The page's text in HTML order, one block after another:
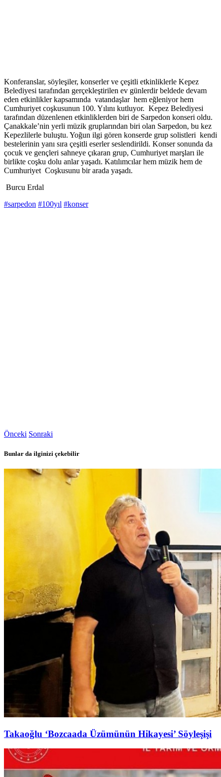
Konferanslar, söyleşiler, konserler ve çeşitli etkinliklerle Kepez
Belediyesi tarafından gerçekleştirilen ev günlerdir beldede devam
eden etkinlikler kapsamında vatandaşlar hem eğleniyor hem
Cumhuriyet coşkusunun 100. Yılını kutluyor. Kepez Belediyesi
tarafından düzenlenen etkinliklerden biri de Sarpedon konseri oldu.
Çanakkale’nin yerli müzik gruplarından biri olan Sarpedon, bu kez
Kepezlilerle buluştu. Yoğun ilgi gören konserde grup solistleri kendi
bestelerinin yanı sıra çeşitli eserler seslendirildi. Konser sonunda da
çocuk ve gençleri sahneye çıkaran grup, Cumhuriyet marşları ile
birlikte coşku dolu anlar yaşadı. Katılımcılar hem müzik hem de
Cumhuriyet Coşkusunu bir arada yaşadı.
Burcu Erdal
#sarpedon #100yıl #konser
Önceki Sonraki
Bunlar da ilginizi çekebilir
Takaoğlu ‘Bozcaada Üzümünün Hikayesi’ Söyleşişi